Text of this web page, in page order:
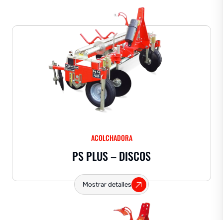
ACOLCHADORA
PS PLUS – DISCOS
Mostrar detalles